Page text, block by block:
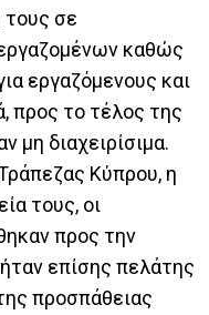
τους σε
καθώς
εργαζόμενους και
προς το τέλος της
μη διαχειρίσιμα.
Κύπρου, η
τους, οι
προς την
επίσης πελάτης
προσπάθειας